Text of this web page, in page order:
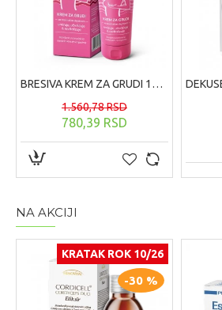
BRESIVA KREM ZA GRUDI 100 ML
780,39 RSD
1.560,78 RSD
NA AKCIJI
KRATAK ROK 10/26
-30 %